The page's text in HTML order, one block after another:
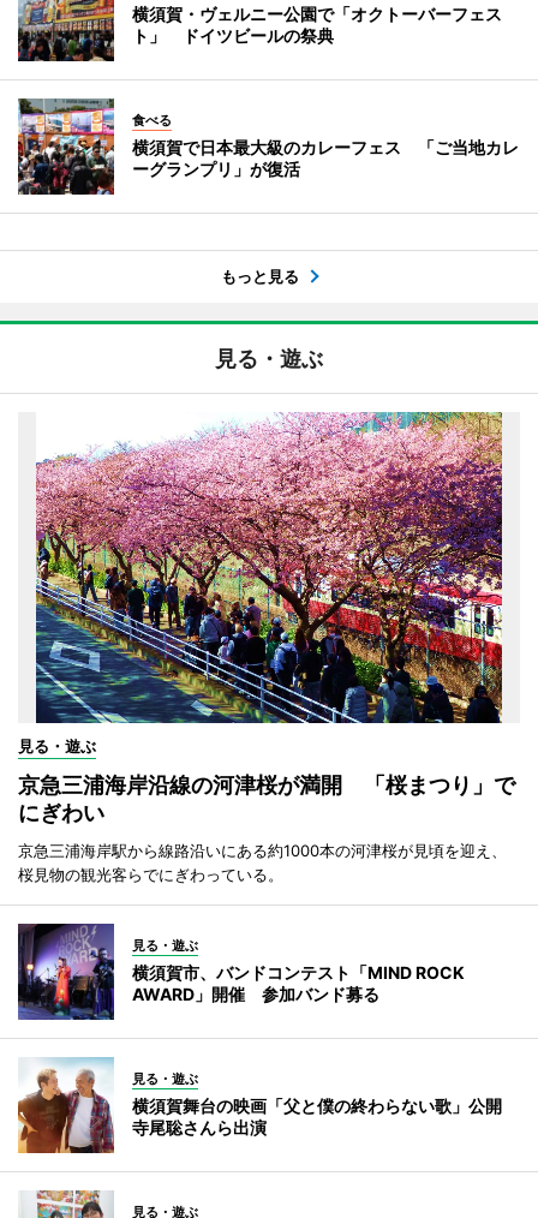
横須賀・ヴェルニー公園で「オクトーバーフェス
ト」 ドイツビールの祭典
食べる
横須賀で日本最大級のカレーフェス 「ご当地カレ
ーグランプリ」が復活
もっと見る
見る・遊ぶ
見る・遊ぶ
京急三浦海岸沿線の河津桜が満開 「桜まつり」で
にぎわい
京急三浦海岸駅から線路沿いにある約1000本の河津桜が見頃を迎え、
桜見物の観光客らでにぎわっている。
見る・遊ぶ
横須賀市、バンドコンテスト「MIND ROCK
AWARD」開催 参加バンド募る
見る・遊ぶ
横須賀舞台の映画「父と僕の終わらない歌」公開
寺尾聡さんら出演
見る・遊ぶ